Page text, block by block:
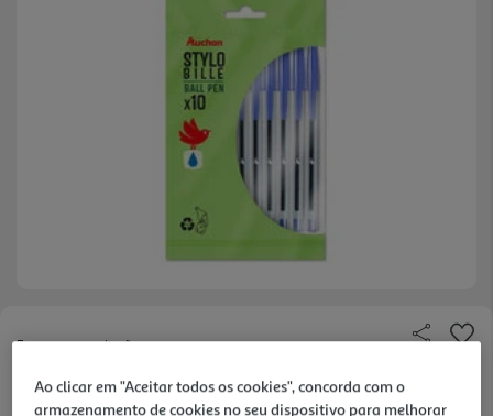
Faça a sua avaliação
1.99 €/un
Ao clicar em "Aceitar todos os cookies", concorda com o
armazenamento de cookies no seu dispositivo para melhorar